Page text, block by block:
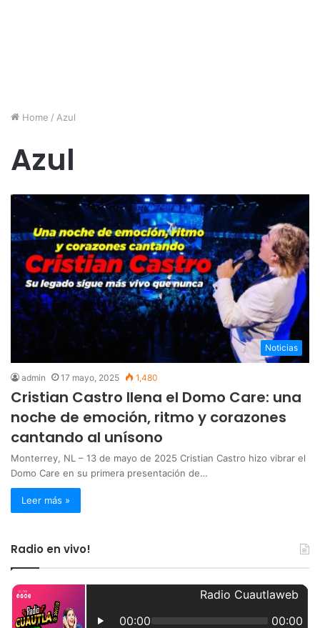
Home / Azul
Azul
Noticias
admin 17 mayo, 2025 1,480
Cristian Castro llena el Domo Care: una
noche de emoción, ritmo y corazones
cantando al unísono
Monterrey, NL – 13 de mayo de 2025 Cristian Castro hizo vibrar el
Domo Care en su primera presentación de…
Leer más »
Radio en vivo!